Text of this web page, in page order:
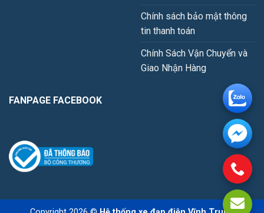
Chính sách bảo mật thông
tin thanh toán
Chính Sách Vận Chuyển và
Giao Nhận Hàng
FANPAGE FACEBOOK